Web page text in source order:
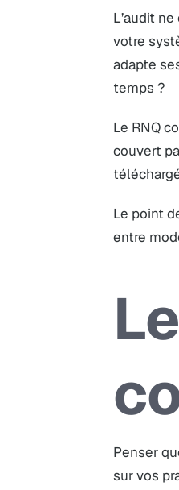
L’audit
votre
adapte
temps ?
Le RNQ
couvert
Le point
entre
Penser
sur vos